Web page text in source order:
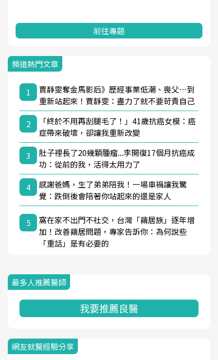
前往專題
頻道熱門文章
1
賈靜雯奪金馬影后》歷經事業低潮、喪父…到
重新站起來！賈靜雯：盡力了就不要苛責自己
2
「終於不用再刮腿毛了！」41歲抗癌女模：癌
症帶來破壞，卻讓我重新改變
3
肚子裡長了20幾顆腫瘤...李開復17個月抗癌成
功：從前的我，活得太用力了
4
感謝爸媽，生了弟弟陪我！一場車禍讓我驚
覺：跌倒後會陪著你站起來的還是家人
5
窩在家不出門不社交，台灣「繭居族」逐年增
加！改善繭居問題，專家告訴你：為何說些
「重話」是有必要的
最多人推薦醫師
我要推薦良醫
網友就醫經驗分享